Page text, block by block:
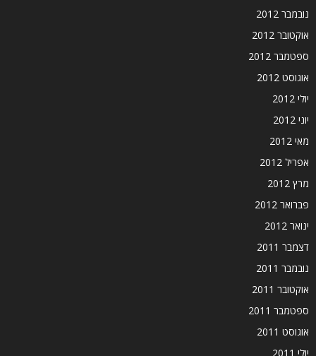
נובמבר 2012
אוקטובר 2012
ספטמבר 2012
אוגוסט 2012
יולי 2012
יוני 2012
מאי 2012
אפריל 2012
מרץ 2012
פברואר 2012
ינואר 2012
דצמבר 2011
נובמבר 2011
אוקטובר 2011
ספטמבר 2011
אוגוסט 2011
יולי 2011